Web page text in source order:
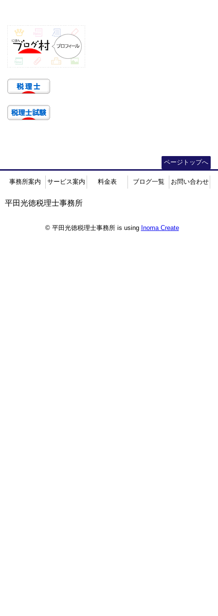
ページトップへ
事務所案内 サービス案内 料金表 ブログ一覧 お問い合わせ
平田光徳税理士事務所
© 平田光徳税理士事務所 is using Inoma Create